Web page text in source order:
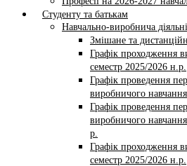
Студенту та батькам
Навчально-виробнича
Змішане та
Графік проходження
семестр 2025/2026 н.р.
Графік проведення
виробничого
Графік проведення
виробничого
р.
Графік проходження
семестр 2025/2026 н.р.